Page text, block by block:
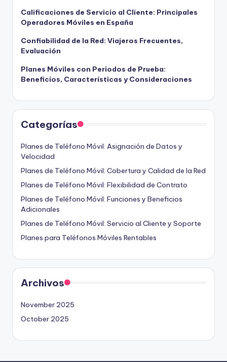
Calificaciones de Servicio al Cliente: Principales
Operadores Móviles en España
Confiabilidad de la Red: Viajeros Frecuentes,
Evaluación
Planes Móviles con Periodos de Prueba:
Beneficios, Características y Consideraciones
Categorías
Planes de Teléfono Móvil: Asignación de Datos y
Velocidad
Planes de Teléfono Móvil: Cobertura y Calidad de la Red
Planes de Teléfono Móvil: Flexibilidad de Contrato
Planes de Teléfono Móvil: Funciones y Beneficios
Adicionales
Planes de Teléfono Móvil: Servicio al Cliente y Soporte
Planes para Teléfonos Móviles Rentables
Archivos
November 2025
October 2025